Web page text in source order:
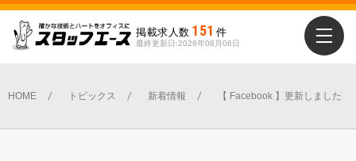
掲載求人数 151 件
最終更新日:2026年08月06日
HOME トピックス 新着情報 【 Facebook 】更新しました